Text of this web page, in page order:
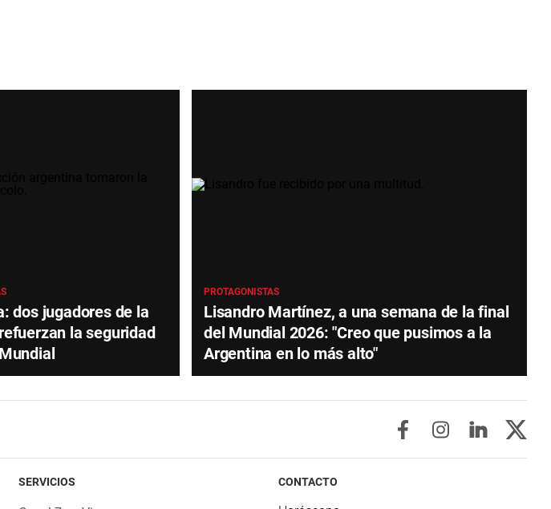
dos jugadores de la
la seguridad
PROTAGONISTAS
Lisandro Martínez, a una semana de la final
del Mundial 2026: "Creo que pusimos a la
Argentina en lo más alto"
SERVICIOS CONTACTO